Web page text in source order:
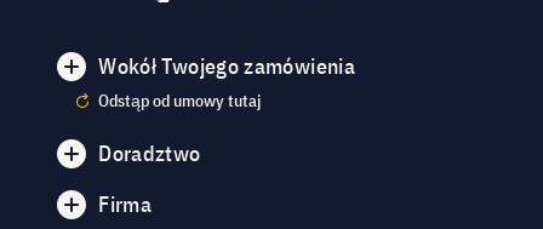
Wokół Twojego zamówienia
Odstąp od umowy tutaj
Doradztwo
Firma